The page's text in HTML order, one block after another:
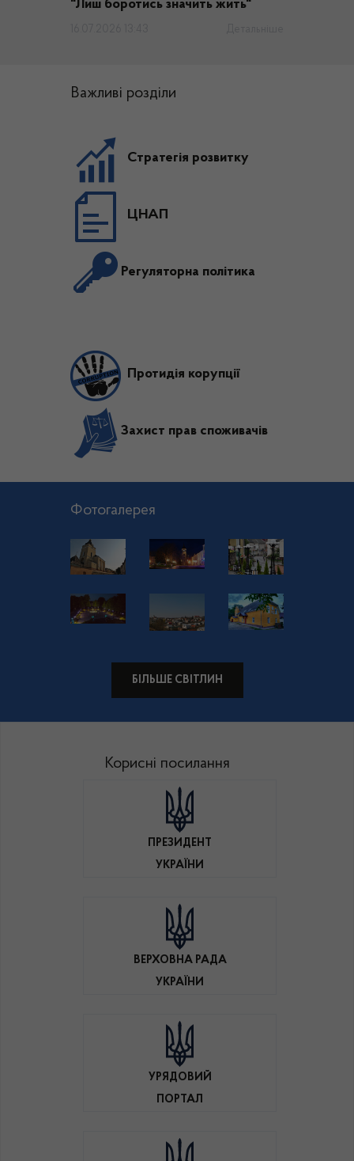
"Лиш боротись значить жить"
Важливі розділи
Стратегія розвитку
ЦНАП
Регуляторна політика
Протидія корупції
Захист прав споживачів
Фотогалерея
БІЛЬШЕ СВІТЛИН
Корисні посилання
ПРЕЗИДЕНТ
УКРАЇНИ
ВЕРХОВНА РАДА
УКРАЇНИ
УРЯДОВИЙ
ПОРТАЛ